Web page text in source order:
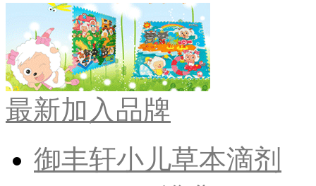
最新加入品牌
御丰轩小儿草本滴剂